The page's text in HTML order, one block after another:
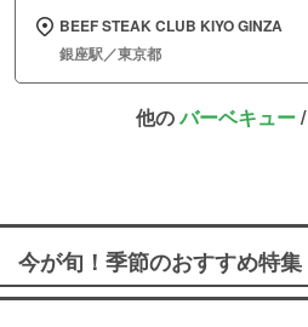
BEEF STEAK CLUB KIYO GINZA
銀座駅／東京都
他のバーベキュー/
今が旬！季節のおすすめ特集